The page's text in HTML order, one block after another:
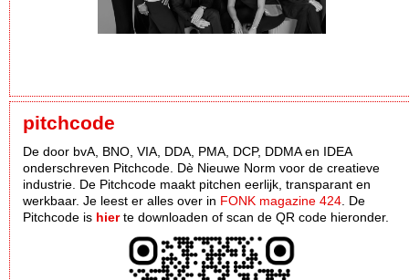
pitchcode
De door bvA, BNO, VIA, DDA, PMA, DCP, DDMA en IDEA
onderschreven Pitchcode. Dè Nieuwe Norm voor de creatieve
industrie. De Pitchcode maakt pitchen eerlijk, transparant en
werkbaar. Je leest er alles over in FONK magazine 424 . De
Pitchcode is hierte downloaden of scan de QR code hieronder.